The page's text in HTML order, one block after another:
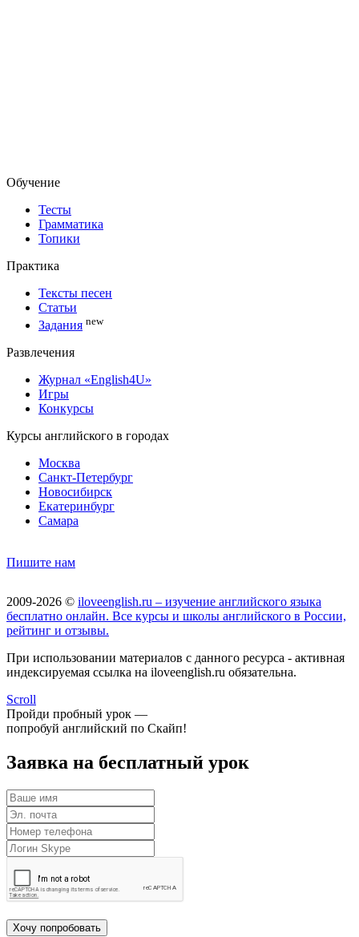
Обучение
Тесты
Грамматика
Топики
Практика
Тексты песен
Статьи
Задания new
Развлечения
Журнал «English4U»
Игры
Конкурсы
Курсы английского в городах
Москва
Санкт-Петербург
Новосибирск
Екатеринбург
Самара
Пишите нам
2009-2026 © iloveenglish.ru – изучение английского языка
бесплатно онлайн. Все курсы и школы английского в России,
рейтинг и отзывы.
При использовании материалов с данного ресурса - активная
индексируемая ссылка на iloveenglish.ru обязательна.
Scroll
Пройди пробный урок —
попробуй английский по Скайп!
Заявка на бесплатный урок